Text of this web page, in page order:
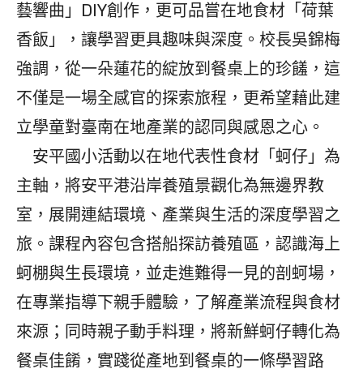
藝響曲」DIY創作，更可品嘗在地食材「荷葉
香飯」，讓學習更具趣味與深度。校長吳錦梅
強調，從一朵蓮花的綻放到餐桌上的珍饈，這
不僅是一場全感官的探索旅程，更希望藉此建
立學童對臺南在地產業的認同與感恩之心。
安平國小活動以在地代表性食材「蚵仔」為
主軸，將安平港沿岸養殖景觀化為無邊界教
室，展開連結環境、產業與生活的深度學習之
旅。課程內容包含搭船探訪養殖區，認識海上
蚵棚與生長環境，並走進難得一見的剖蚵場，
在專業指導下親手體驗，了解產業流程與食材
來源；同時親子動手料理，將新鮮蚵仔轉化為
餐桌佳餚，實踐從產地到餐桌的一條學習路